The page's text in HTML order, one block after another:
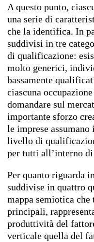
A questo punto,
una serie di
che la identifica. In
suddivisi in tre
di qualificazione:
molto generici,
bassamente
ciascuna
domandare sul
importante sforzo
le imprese
livello di
per tutti all’interno
Per quanto riguarda
suddivise in quattro
mappa semiotica
principali,
produttività del
verticale quella del